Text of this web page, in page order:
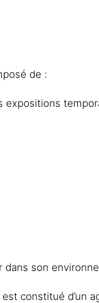
de :
expositions
dans son
constitué d’un